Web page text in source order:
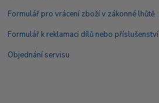
Formulář pro vrácení zboží v zákonné lhůtě
Formulář k reklamaci dílů nebo příslušenství
Objednání servisu